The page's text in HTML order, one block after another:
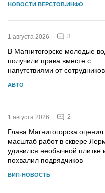
НОВОСТИ ВЕРСТОВ.ИНФО
1 августа 2026 3
В Магнитогорске молодые
получили права вместе с
напутствиями от
АВТО
1 августа 2026 2
Глава Магнитогорска оценил
масштаб работ в сквере
удивился необычной плитке
похвалил подрядчиков
ВИП-НОВОСТЬ